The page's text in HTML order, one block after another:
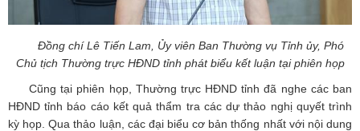
Đồng chí Lê Tiến Lam, Ủy viên Ban Thường vụ Tỉnh ủy, Phó
Chủ tịch Thường trực HĐND tỉnh phát biểu kết luận tại phiên họp
Cũng tại phiên họp, Thường trực HĐND tỉnh đã nghe các ban
HĐND tỉnh báo cáo kết quả thẩm tra các dự thảo nghị quyết trình
kỳ họp. Qua thảo luận, các đại biểu cơ bản thống nhất với nội dung